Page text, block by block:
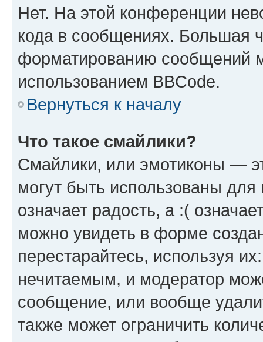
Нет. На этой конференции
кода в сообщениях. Большая
форматированию сообщений
использованием BBCode.
Вернуться к началу
Что такое смайлики?
Смайлики, или эмотиконы —
могут быть использованы
означает радость, а :(
можно увидеть в форме
перестарайтесь, используя
нечитаемым, и модератор
сообщение, или вообще
также может ограничить